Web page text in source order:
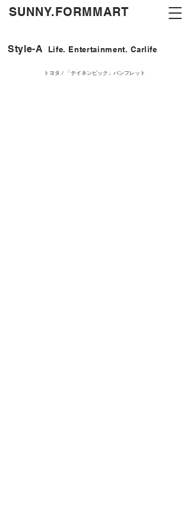
​SUNNY.FORMMART
Style-A Life. Entertainment. Carlife
トヨタ / 「テイネンピック」パンフレット